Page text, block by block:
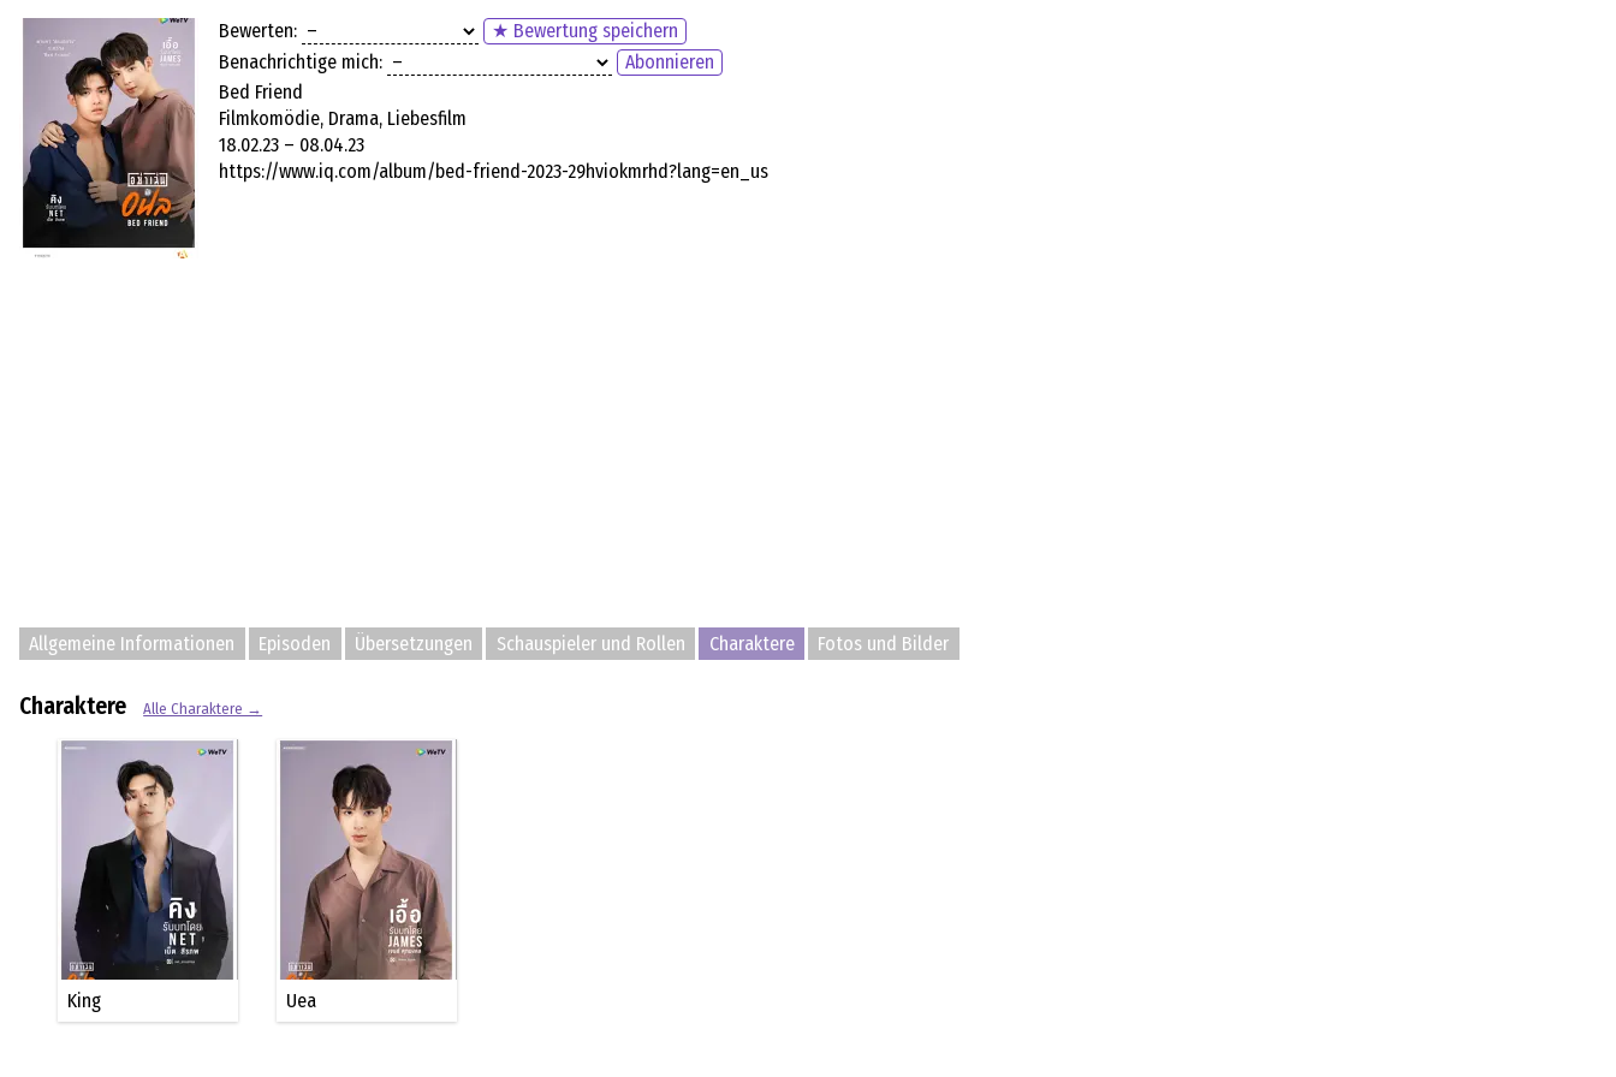
Bewerten:
★ Bewertung speichern
Benachrichtige mich:
Abonnieren
Bed Friend
Filmkomödie, Drama, Liebesfilm
18.02.23 – 08.04.23
https://www.iq.com/album/bed-friend-2023-29hviokmrhd?lang=en_us
Allgemeine Informationen Episoden Übersetzungen Schauspieler und Rollen Charaktere Fotos und Bilder
Charaktere Alle Charaktere →
King Uea